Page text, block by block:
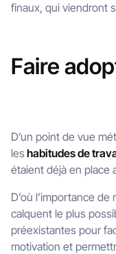
finaux, qui viendront
Faire
D’un point de vue
les habitudes de
étaient déjà en place
D’où l’importance
calquent le plus
préexistantes pour
motivation et